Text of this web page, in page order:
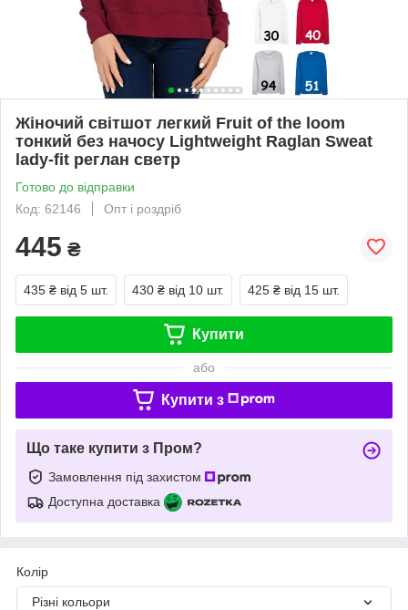
Жіночий світшот легкий Fruit of the loom
тонкий без начосу Lightweight Raglan Sweat
lady-fit реглан светр
Готово до відправки
Код: 62146
Опт і роздріб
445 ₴
435 ₴ від 5 шт. 430 ₴ від 10 шт. 425 ₴ від 15 шт.
Купити
або
Купити з
Що таке купити з Пром?
Замовлення під захистом
Доступна доставка
Колір
Різні кольори